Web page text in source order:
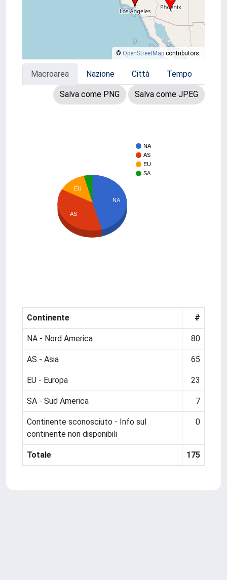
© OpenStreetMap contributors.
Macroarea Nazione Città Tempo
Salva come PNG Salva come JPEG
NA
AS
EU
SA
NA
EU
AS
Continente #
NA - Nord America 80
AS - Asia 65
EU - Europa 23
SA - Sud America 7
Continente sconosciuto - Info sul
continente non disponibili
0
Totale 175